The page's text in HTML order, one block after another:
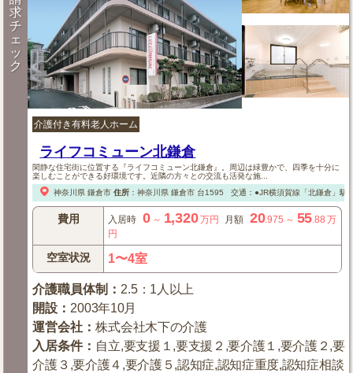
求
チ
ェ
ッ
ク
介護付き有料老人ホーム
ライフコミューン北鎌倉
閑静な住宅街に位置する『ライフコミューン北鎌倉』。周辺は緑豊かで、四季を十分に
楽しむことができる好環境です。近隣の方々との交流も活発な施...
神奈川県 鎌倉市 住所： 神奈川県 鎌倉市台1595 交通：●JR横須賀線「北鎌倉」駅
費用 入居時 0～ 1,320万円 月額 20.975 ～ 55.88 万
円
空室状況 1〜4室
介護職員体制 ： 2.5：1人以上
開設 ： 2003年10月
運営会社 ：株式会社木下の介護
入居条件： 自立,要支援１,要支援２,要介護１,要介護２,要
介護３,要介護４,要介護５,認知症,認知症重度,認知症相談